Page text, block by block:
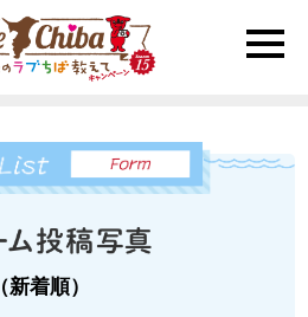
toggle
（新着順）